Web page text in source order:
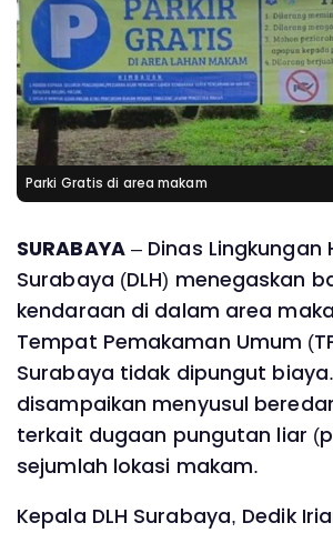
Parki Gratis di area makam
SURABAYA– Dinas Lingkungan
Surabaya (DLH) menegaskan
kendaraan di dalam area
Tempat Pemakaman Umum
Surabaya tidak dipungut
disampaikan menyusul
terkait dugaan pungutan liar
sejumlah lokasi makam.
Kepala DLH Surabaya, Dedik